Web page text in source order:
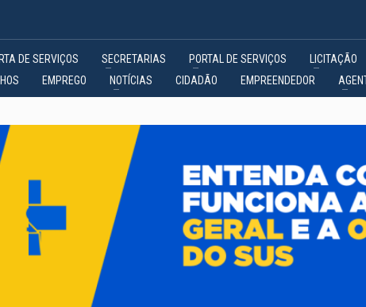
DE SERVIÇOS SECRETARIAS PORTAL DE SERVIÇOS LICITAÇÃO
EMPREGO NOTÍCIAS CIDADÃO EMPREENDEDOR